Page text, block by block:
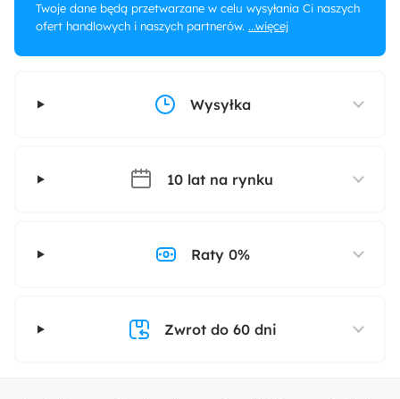
Twoje dane będą przetwarzane w celu wysyłania Ci naszych
ofert handlowych i naszych partnerów. ...więcej
Wysyłka
10 lat na rynku
Raty 0%
Zwrot do 60 dni